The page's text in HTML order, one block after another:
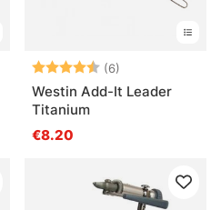
Beoordeling:
(6)
Westin Add-It Leader
Titanium
€8.20